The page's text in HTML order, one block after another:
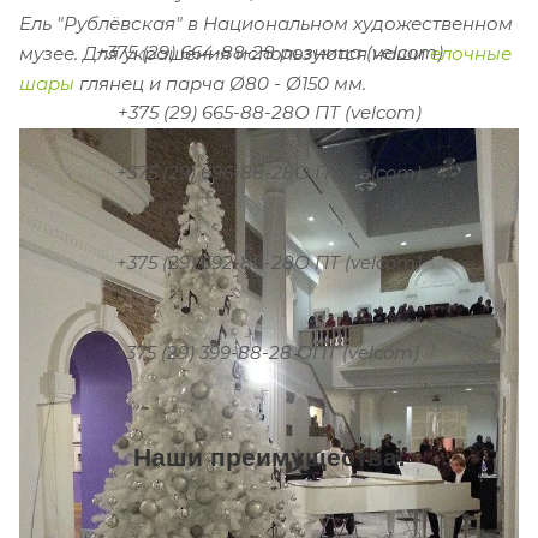
Ель "Рублёвская" в Национальном художественном
музее. Для украшения используются нашиелочные
шары глянец и парча Ø80 - Ø150 мм.
+375 (29) 664-88-28 розница (velcom)
+375 (29) 665-88-28О ПТ (velcom)
+375 (29) 696-88-28О ПТ (velcom)
+375 (29) 692-88-28О ПТ (velcom)
+375 (29) 399-88-28 ОПТ (velcom)
Наши преимущества: